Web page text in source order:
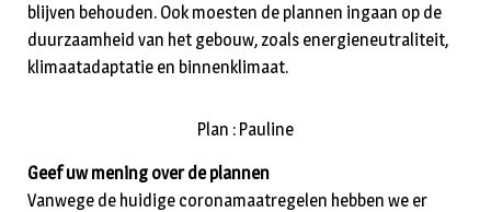
blijven behouden. Ook moesten de plannen ingaan op de
duurzaamheid van het gebouw, zoals energieneutraliteit,
klimaatadaptatie en binnenklimaat.
Plan : Pauline
Geef uw mening over de plannen
Vanwege de huidige coronamaatregelen hebben we er